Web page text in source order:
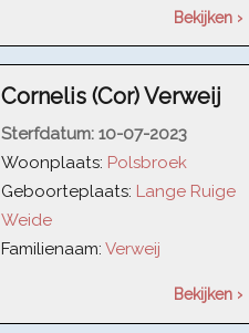
Bekijken ›
Cornelis (Cor) Verweij
Sterfdatum: 10-07-2023
Woonplaats: Polsbroek
Geboorteplaats: Lange Ruige
Weide
Familienaam: Verweij
Bekijken ›